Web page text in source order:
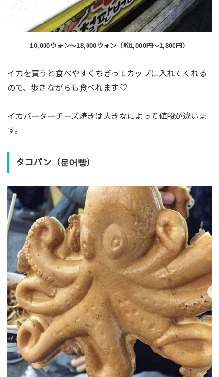
10,000ウォン〜18,000ウォン（約1,000円〜1,800円）
イカを買うと食べやすくちぎってカップに入れてくれる
ので、歩きながらも食べれます♡
イカバーターチーズ焼きは大きなによって値段が違いま
す。
タコパン（문어빵）